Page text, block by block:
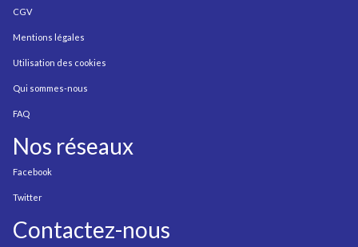
CGV
Mentions légales
Utilisation des cookies
Qui sommes-nous
FAQ
Nos réseaux
Facebook
Twitter
Contactez-nous